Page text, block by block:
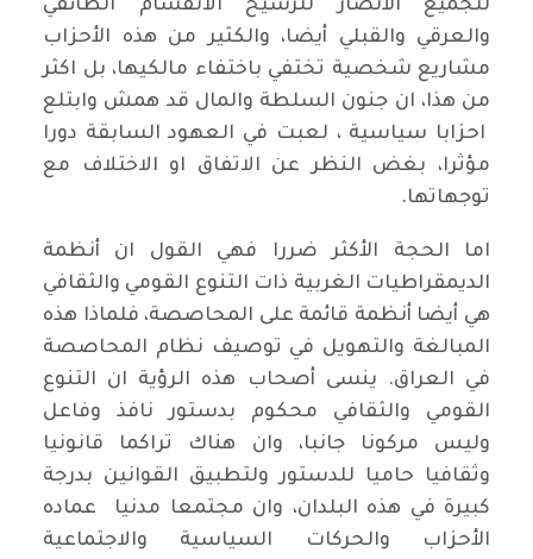
لتجميع الأنصار لترسيخ الانقسام الطائفي
والعرقي والقبلي أيضا، والكثير من هذه الأحزاب
مشاريع شخصية تختفي باختفاء مالكيها، بل اكثر
من هذا، ان جنون السلطة والمال قد همش وابتلع
احزابا سياسية ، لعبت في العهود السابقة دورا
مؤثرا، بغض النظر عن الاتفاق او الاختلاف مع
توجهاتها.
اما الحجة الأكثر ضررا فهي القول ان أنظمة
الديمقراطيات الغربية ذات التنوع القومي والثقافي
هي أيضا أنظمة قائمة على المحاصصة، فلماذا هذه
المبالغة والتهويل في توصيف نظام المحاصصة
في العراق. ينسى أصحاب هذه الرؤية ان التنوع
القومي والثقافي محكوم بدستور نافذ وفاعل
وليس مركونا جانبا، وان هناك تراكما قانونيا
وثقافيا حاميا للدستور ولتطبيق القوانين بدرجة
كبيرة في هذه البلدان، وان مجتمعا مدنيا عماده
الأحزاب والحركات السياسية والاجتماعية